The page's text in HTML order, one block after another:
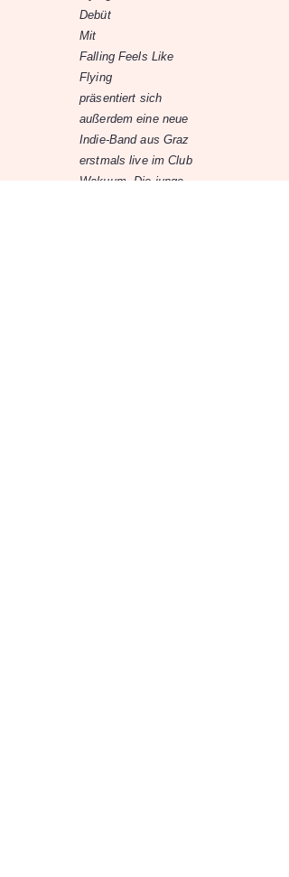
Debüt
Mit
Falling Feels Like
Flying
präsentiert sich
außerdem eine neue
Indie-Band aus Graz
erstmals live im Club
Wakuum. Die junge